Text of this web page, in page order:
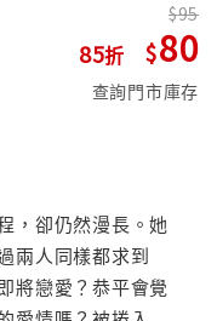
85
95
80
查詢門市庫存
，卻仍然漫長。她
兩人同樣都求到
將戀愛？恭平會覺